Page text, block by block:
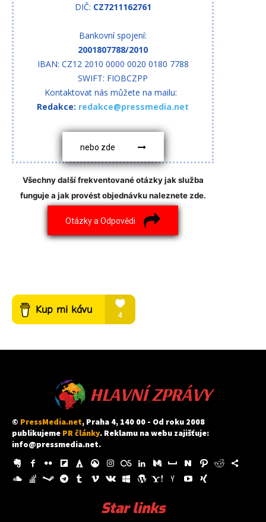
DIČ: CZ7211162761
Bankovní spojení:
2001807788/2010
IBAN: CZ12 2010 0000 0020 0180 7788
SWIFT: FIOBCZPP
Kontaktovat nás můžete na mailu:
Redakce: redakce@pressmedia.net
nebo zde
Všechny další frekventované otázky jak služba
funguje a jak provést objednávku naleznete zde.
Otázky a Odpovědi
HLAVNÍ ZPRÁVY
© PressMedia.net, Praha 4, 140 00 - Od roku 2008
publikujeme PR články. Reklamu na webu zajišťuje:
info@pressmedia.net.
Star links